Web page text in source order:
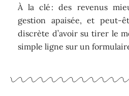
À la clé : des revenus
gestion apaisée, et peut-
discrète d’avoir su tirer le
simple ligne sur un